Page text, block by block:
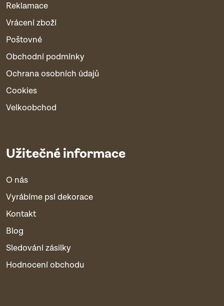
Reklamace
Vrácení zboží
Poštovné
Obchodní podmínky
Ochrana osobních údajů
Cookies
Velkoobchod
Užitečné informace
O nás
Vyrábíme psí dekorace
Kontakt
Blog
Sledování zásilky
Hodnocení obchodu